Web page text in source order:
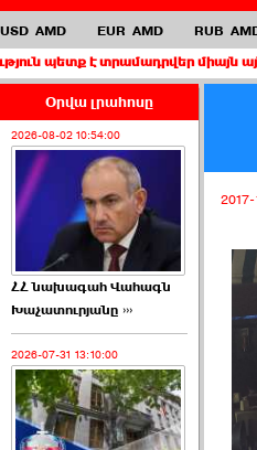
USD AMD EUR AMD RUB
տրամադրվեր միայն այն
Օրվա լրահոսը
2026-08-02 10:54:00
ՀՀ նախագահ Վահագն
Խաչատուրյանը ›››
2026-07-31 13:10:00